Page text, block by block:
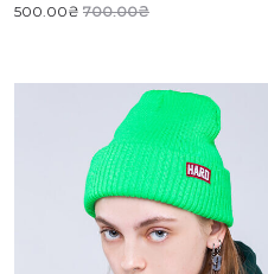
700.00₴
500.00₴